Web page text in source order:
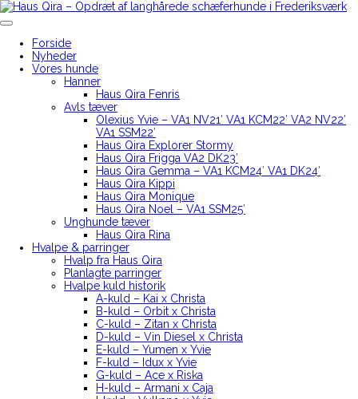
Skip
to
Forside
Nyheder
Vores hunde
Hanner
Haus Qira Fenris
Avls tæver
Olexius Yvie – VA1 NV21′ VA1 KCM22′ VA2 NV22′
VA1 SSM22′
Haus Qira Explorer Stormy
Haus Qira Frigga VA2 DK23′
Haus Qira Gemma – VA1 KCM24′ VA1 DK24′
Haus Qira Kippi
Haus Qira Monique
Haus Qira Noel – VA1 SSM25′
Unghunde tæver
Haus Qira Rina
Hvalpe & parringer
Hvalp fra Haus Qira
Planlagte parringer
Hvalpe kuld historik
A-kuld – Kai x Christa
B-kuld – Orbit x Christa
C-kuld – Zitan x Christa
D-kuld – Vin Diesel x Christa
E-kuld – Yumen x Yvie
F-kuld – Idux x Yvie
G-kuld – Ace x Riska
H-kuld – Armani x Caja